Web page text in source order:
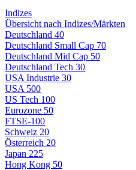
Indizes
Übersicht nach Indizes/Märkten
Deutschland 40
Deutschland Small Cap 70
Deutschland Mid Cap 50
Deutschland Tech 30
USA Industrie 30
USA 500
US Tech 100
Eurozone 50
FTSE-100
Schweiz 20
Österreich 20
Japan 225
Hong Kong 50